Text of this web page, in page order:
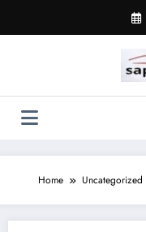
content
Home Uncategorized